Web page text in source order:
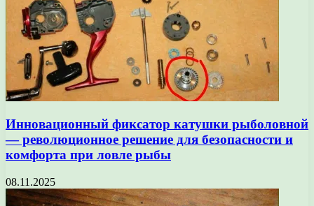
Инновационный фиксатор катушки рыболовной
— революционное решение для безопасности и
комфорта при ловле рыбы
08.11.2025